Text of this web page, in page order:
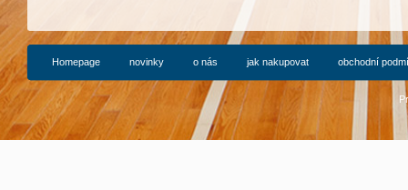
Homepage novinky o nás jak nakupovat obchodní